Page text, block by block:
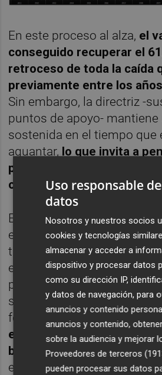
En este proceso al alza, el
conseguido recuperar el
retroceso de toda la caída
previamente entre los
Sin embargo, la directriz -
puntos de apoyo-
sostenida en el tiempo que
aguantar, lo que invita a
probable que asistamos a
o bien a algún tipo de
En esta línea vemos como
el corto plazo una
tras haber alcanzado el
euros en el pasado mes de
principios del presente
servido de freno a las alzas
formarse un rango lateral,
euros en su parte alta y los
baja
. De esta forma, el
entre los 32 euros y los
Uso responsable
datos
Nosotros y nuestros socios
cookies y tecnologías
almacenar y acceder a
dispositivo y procesar datos
como su dirección IP,
y datos de navegación, para
anuncios y contenido
anuncios y contenido,
sobre la audiencia y mejorar
Proveedores de terceros
pueden procesar sus datos